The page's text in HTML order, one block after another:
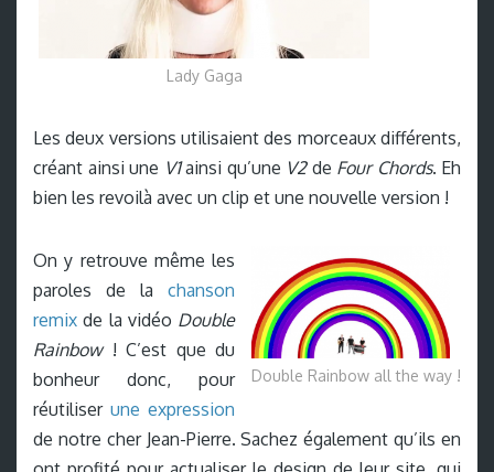
Lady Gaga
Les deux versions utilisaient des morceaux différents,
créant ainsi une V1ainsi qu’une V2de Four Chords. Eh
bien les revoilà avec un clip et une nouvelle version !
Double Rainbow all the way !
On y retrouve même les
paroles de la chanson
remix de la vidéo Double
Rainbow! C’est que du
bonheur donc, pour
réutiliser une expression
de notre cher Jean-Pierre. Sachez également qu’ils en